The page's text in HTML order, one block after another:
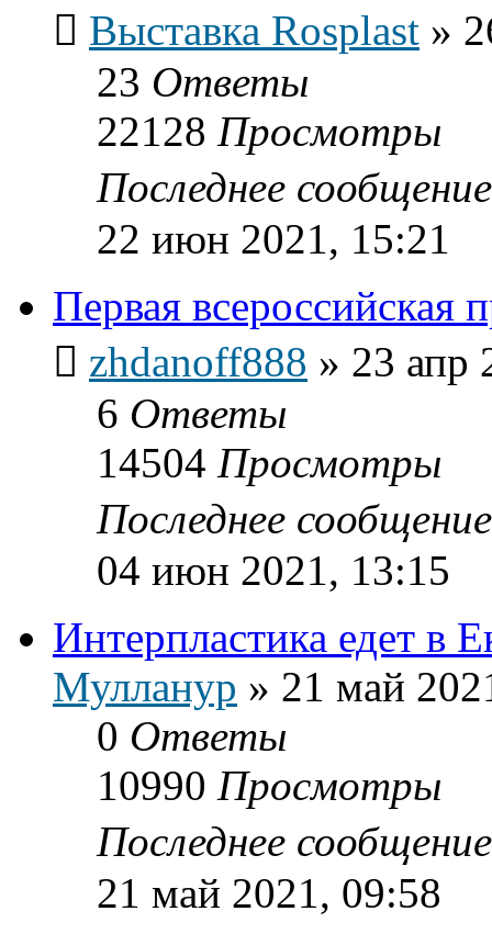
Выставка Rosplast »
23 Ответы
22128 Просмотры
Последнее
22 июн 2021, 15:21
Первая всероссийская
zhdanoff888 » 23 апр
6 Ответы
14504 Просмотры
Последнее
04 июн 2021, 13:15
Интерпластика едет в
Мулланур » 21 май
0 Ответы
10990 Просмотры
Последнее
21 май 2021, 09:58